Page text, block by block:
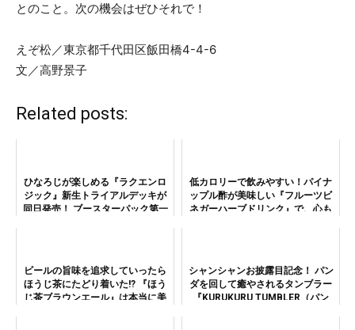
とのこと。次の機会はぜひそれで！
えぞ松／東京都千代田区飯田橋4-4-6
文／高野景子
Related posts:
ひなろじが楽しめる『ラクエンロ
ジック』新生トライアルデッキが
同日発売！ ブースターパック第一
低カロリーで飲みやすい！パイナ
ップル酢が美味しい『フルーツビ
ネガーハーブドリンク』で、心も
ビールの旨味を追求していったら
ほうじ茶にたどり着いた!? 『ほう
じ茶ブラウンエール』は本当に美
シャンシャンお披露目記念！ パン
ダを回して癒やされるタンブラー
『KURUKURU TUMBLER（パン